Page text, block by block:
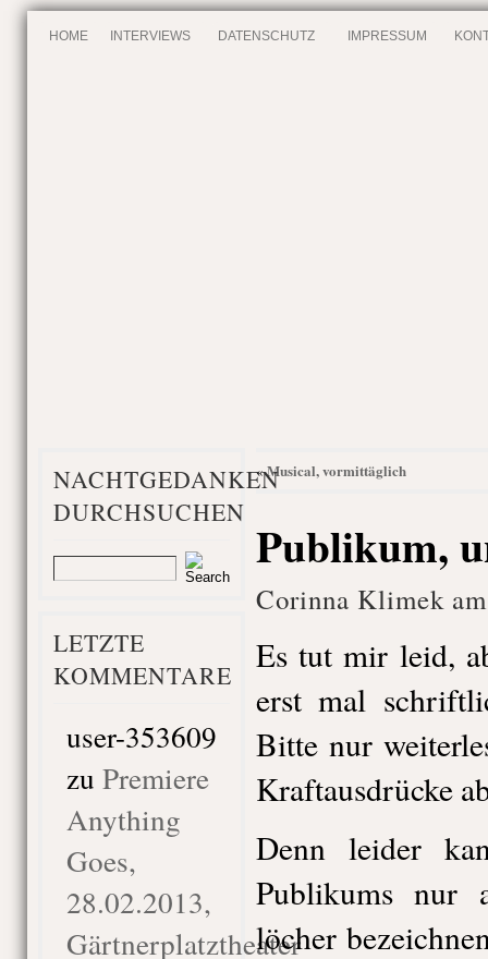
HOME INTERVIEWS DATENSCHUTZ IMPRESSUM
NACHTGEDANKEN
DURCHSUCHEN
LETZTE
KOMMENTARE
user-353609
zu Premiere
Anything
Goes,
28.02.2013,
Gärtnerplatztheater
«Musical, vormittäglich
Publikum,
Corinna Klimek
Es tut mir leid,
erst mal
Bitte nur
Kraftausdrücke
Denn leider
Publikums nur
löcher